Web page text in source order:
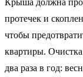
Крыша должна
протечек и
чтобы
квартиры.
два раза в год: